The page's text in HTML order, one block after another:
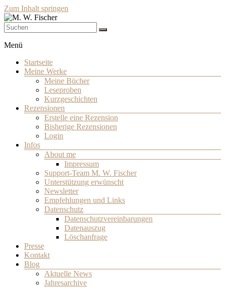
Zum Inhalt springen
Schriftsteller
Menü
Startseite
Meine Werke
Meine Bücher
Leseproben
Kurzgeschichten
Rezensionen
Erstelle eine Rezension
Bisherige Rezensionen
Login
Infos
About me
Impressum
Support-Team M. W. Fischer
Unterstützung erwünscht
Newsletter
Empfehlungen und Links
Datenschutz
Datenschutzvereinbarungen
Datenauszug
Löschanfrage
Presse
Kontakt
Blog
Aktuelle News
Jahresarchive